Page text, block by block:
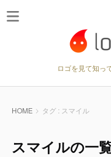
ロゴを見て知っ
HOME タグ : スマイル
スマイルの一